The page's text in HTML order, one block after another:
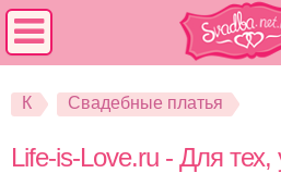
К Свадебные платья
Life-is-Love.ru - Для тех,